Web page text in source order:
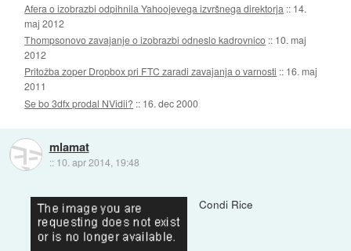
Afera o izobrazbi odpihnila Yahoojevega izvršnega direktorja :: 14.
maj 2012
Thompsonovo zavajanje o izobrazbi odneslo kadrovnico :: 10. maj
2012
Pritožba zoper Dropbox pri FTC zaradi zavajanja o varnosti :: 16. maj
2011
Se bo 3dfx prodal NVidii? :: 16. dec 2000
mlamat
:: 10. apr 2014, 19:48
Condi Rice